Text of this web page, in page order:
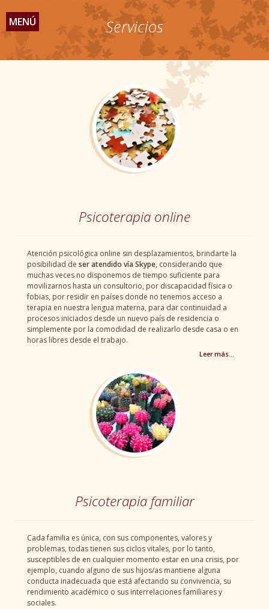
MENÚ Servicios
Psicoterapia online
Atención psicológica online sin desplazamientos, brindarte la
posibilidad deser atendido vía Skype, considerando que
muchas veces no disponemos de tiempo suficiente para
movilizarnos hasta un consultorio, por discapacidad física o
fobias, por residir en países donde no tenemos acceso a
terapia en nuestra lengua materna, para dar continuidad a
procesos iniciados desde un nuevo país de residencia o
simplemente por la comodidad de realizarlo desde casa o en
horas libres desde el trabajo.
Leer más…
Psicoterapia familiar
Cada familia es única, con sus componentes, valores y
problemas, todas tienen sus ciclos vitales, por lo tanto,
susceptibles de en cualquier momento estar en una crisis, por
ejemplo, cuando alguno de sus hijos/as mantiene alguna
conducta inadecuada que está afectando su convivencia, su
rendimiento académico o sus interrelaciones familiares y
sociales.